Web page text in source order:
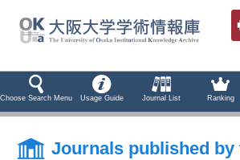
Choose Search Menu Usage Guide Journal List Ranking
Journals published by